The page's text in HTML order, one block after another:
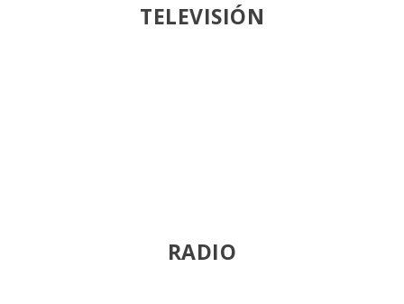
TELEVISIÓN
RADIO